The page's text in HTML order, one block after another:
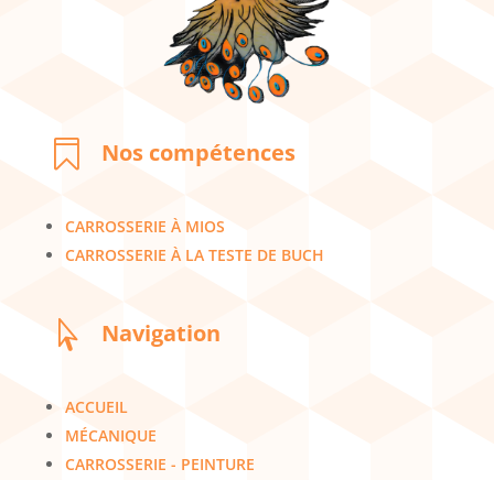
 Nos compétences
CARROSSERIE À MIOS
CARROSSERIE À LA TESTE DE BUCH
 Navigation
ACCUEIL
MÉCANIQUE
CARROSSERIE - PEINTURE